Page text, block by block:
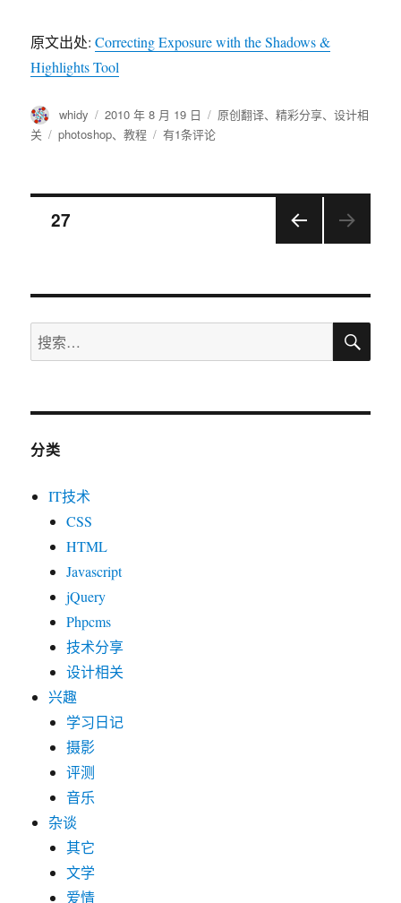
原文出处:Correcting Exposure with the Shadows &
Highlights Tool
作
者
whidy
发
布
2010 年 8 月 19 日
分
原创翻译、精彩分享、设计相
关
标
photoshop、教程
通
的
具
调
相
光
有1条评论
文
导
航
页27
搜
索：
搜
分类
IT技术
CSS
HTML
Javascript
jQuery
Phpcms
技术分享
设计相关
兴趣
学习日记
摄影
评测
音乐
杂谈
其它
文学
爱情